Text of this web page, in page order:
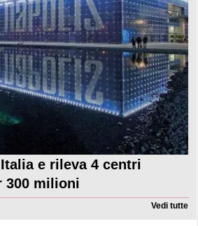
e rileva 4 centri
300 milioni
Vedi tutte